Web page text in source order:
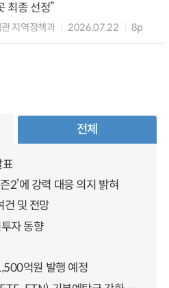
최종 선정”
지역정책과 2026.07.22 8p
전체
표
2’에 강력 대응 의지 밝혀
및 전망
자 동향
억원 발행 예정